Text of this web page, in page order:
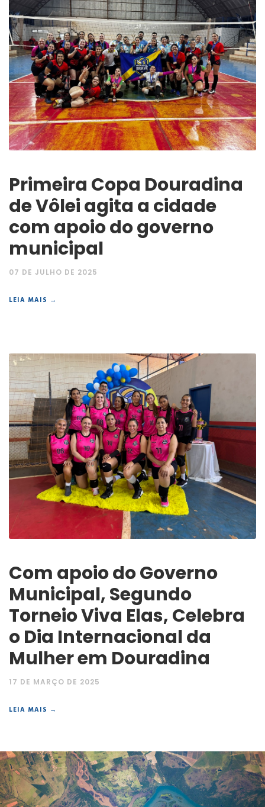
Primeira Copa Douradina
de Vôlei agita a cidade
com apoio do governo
municipal
07 DE JULHO DE 2025
LEIA MAIS →
Com apoio do Governo
Municipal, Segundo
Torneio Viva Elas, Celebra
o Dia Internacional da
Mulher em Douradina
17 DE MARÇO DE 2025
LEIA MAIS →